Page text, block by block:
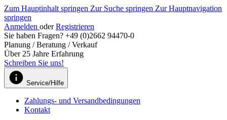
Zum Hauptinhalt springen Zur Suche springen Zur Hauptnavigation
springen
Anmelden oder Registrieren
Sie haben Fragen? +49 (0)2662 94470-0
Planung / Beratung / Verkauf
Über 25 Jahre Erfahrung
Schreiben Sie uns!
Service/Hilfe
Zahlungs- und Versandbedingungen
Kontakt